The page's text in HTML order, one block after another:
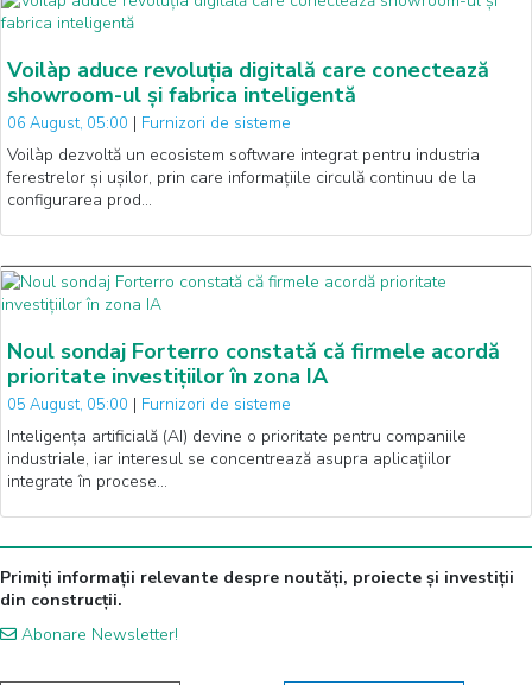
Voilàp aduce revoluția digitală care conectează
showroom-ul și fabrica inteligentă
06 August, 05:00 | Furnizori de sisteme
Voilàp dezvoltă un ecosistem software integrat pentru industria
ferestrelor și ușilor, prin care informațiile circulă continuu de la
configurarea prod…
Noul sondaj Forterro constată că firmele acordă
prioritate investițiilor în zona IA
05 August, 05:00 | Furnizori de sisteme
Inteligența artificială (AI) devine o prioritate pentru companiile
industriale, iar interesul se concentrează asupra aplicațiilor
integrate în procese…
Primiți informații relevante despre noutăți, proiecte și investiții
din construcții.
Abonare Newsletter!